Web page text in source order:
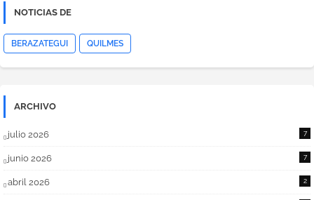
NOTICIAS DE
BERAZATEGUI QUILMES
ARCHIVO
julio 2026 7
junio 2026 7
abril 2026 2